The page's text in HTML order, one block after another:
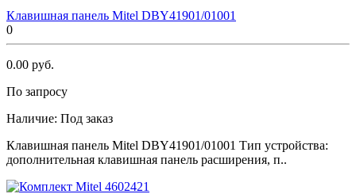
Клавишная панель Мitеl DBY41901/01001
0
0.00 руб.
По запросу
Наличие: Под заказ
Клавишная панель Мitеl DBY41901/01001 Тип устройства:
дополнительная клавишная панель расширения, п..